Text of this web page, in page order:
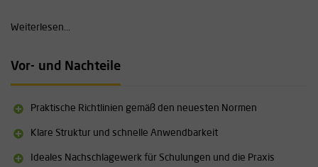
Durch die Zusammenführung von Richtlinien, Fallbeispielen und
Arbeitsabläufe.
Spiralbindung
Englischsprachig
Weiterlesen...
Vor- und Nachteile
Praktische Richtlinien gemäß den neuesten Normen
Klare Struktur und schnelle Anwendbarkeit
Ideales Nachschlagewerk für Schulungen und die Praxis